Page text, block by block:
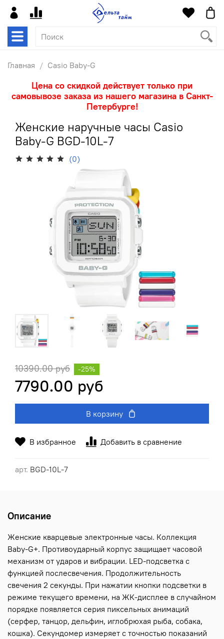
Главная Casio Baby-G
Цена со скидкой действует только при
самовывозе заказа из нашего магазина в Санкт-
Петербурге!
Женские наручные часы Casio
Baby-G BGD-10L-7
(0)
В избранное Добавить в сравнение
арт. BGD-10L-7
10390.00 руб
7790.00 руб
-25%
В корзину
Описание
Женские кварцевые электронные часы. Коллекция
Baby-G+. Противоударный корпус защищает часовой
механизм от ударов и вибрации. LED-подсветка с
функцией послесвечения. Продолжительность
свечения 2 секунды. При нажатии кнопки подсветки в
режиме текущего времени, на ЖК-дисплее в случайном
порядке появляется серия пиксельных анимаций
(серфер, танцор, дельфин, иглобрюхая рыба, собака,
кошка). Секундомер измеряет с точностью показаний